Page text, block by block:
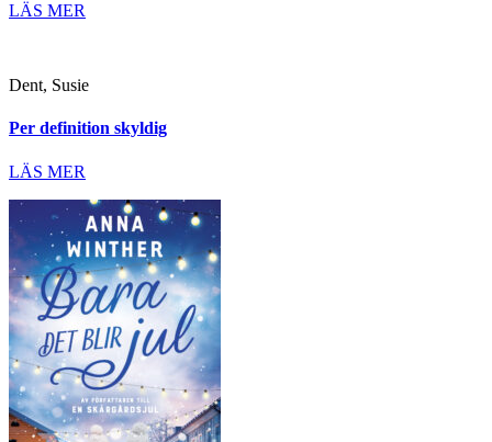
LÄS MER
Dent, Susie
Per definition skyldig
LÄS MER